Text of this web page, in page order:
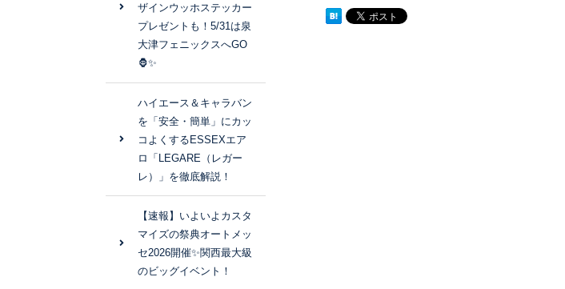
ザインウッホステッカー
プレゼントも！5/31は泉
大津フェニックスへGO
🦍✨
ハイエース＆キャラバン
を「安全・簡単」にカッ
コよくするESSEXエア
ロ「LEGARE（レガー
レ）」を徹底解説！
【速報】いよいよカスタ
マイズの祭典オートメッ
セ2026開催✨関西最大級
のビッグイベント！